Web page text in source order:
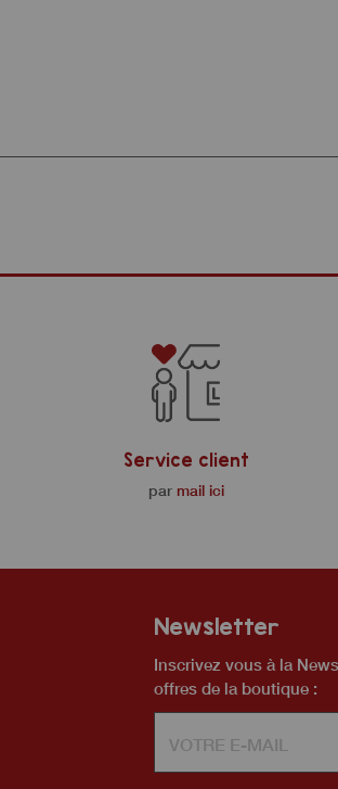
Service client
par mail ici
Newsletter
Inscrivez vous à la
offres de la boutique :